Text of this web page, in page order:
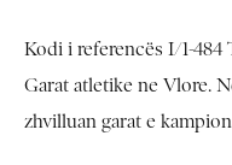
Kodi i referencës I/1-484
Garat atletike ne Vlore.
zhvilluan garat e